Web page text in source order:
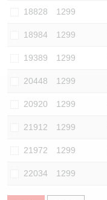
18828 1299
18984 1299
19389 1299
20448 1299
20920 1299
21912 1299
21972 1299
22034 1299
认股证/牛熊证日志
认股证文件及公告
牛熊证到期结算价查找
牛熊证分析仪
牛熊证文件及公告
牛熊证文件及公告 (瑞信)
中资ETFs溢价比较
AH 股价对照
ADR
收市竞价变化